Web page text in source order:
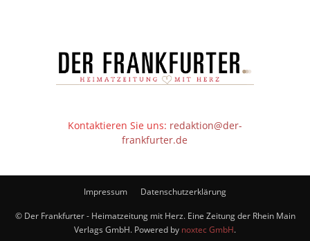
Kontaktieren Sie uns: redaktion@der-
frankfurter.de
Impressum Datenschutzerklärung
© Der Frankfurter - Heimatzeitung mit Herz. Eine Zeitung der Rhein Main
Verlags GmbH. Powered by noxtec GmbH.